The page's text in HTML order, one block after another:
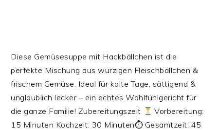
Diese Gemüsesuppe mit Hackbällchen ist die
perfekte Mischung aus würzigen Fleischbällchen &
frischem Gemüse. Ideal für kalte Tage, sättigend &
unglaublich lecker – ein echtes Wohlfühlgericht für
die ganze Familie! Zubereitungszeit
Vorbereitung:
15 Minuten Kochzeit: 30 Minuten⏱ Gesamtzeit: 45